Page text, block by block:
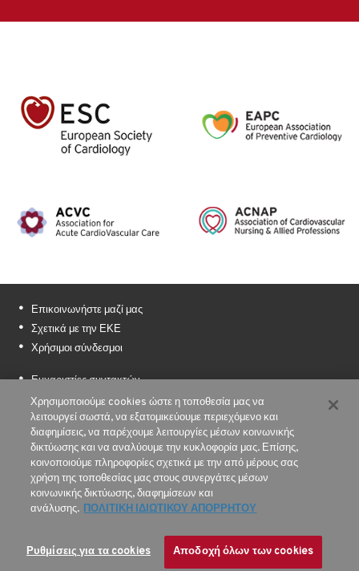
Επικοινωνήστε μαζί μας
Σχετικά με την ΕΚΕ
Χρήσιμοι σύνδεσμοι
Ευχαριστίες συντακτών
Υποστήριξη χρηματοδότησης %%sep%% %sitename%%
Sitemap
Όροι χρήσης
Πολιτική Ιδιωτικού Απορρήτου
© 2026 Με την επιφύλαξη παντός δικαιώματος.
The European Society of Cardiology
Χρησιμοποιούμε cookies ώστε η τοποθεσία μας να
λειτουργεί σωστά, να εξατομικεύουμε περιεχόμενο και
διαφημίσεις, να παρέχουμε λειτουργίες μέσων κοινωνικής
δικτύωσης και να αναλύουμε την κυκλοφορία μας. Επίσης,
κοινοποιούμε πληροφορίες σχετικά με την από μέρους σας
χρήση της τοποθεσίας μας στους συνεργάτες μέσων
κοινωνικής δικτύωσης, διαφημίσεων και
ανάλυσης. ΠΟΛΙΤΙΚΗ ΙΔΙΩΤΙΚΟΥ ΑΠΟΡΡΗΤΟΥ
Ρυθμίσεις για τα cookies Αποδοχή όλων των cookies